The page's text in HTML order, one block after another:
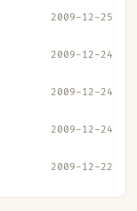
2009-12-25
2009-12-24
2009-12-24
2009-12-24
2009-12-22